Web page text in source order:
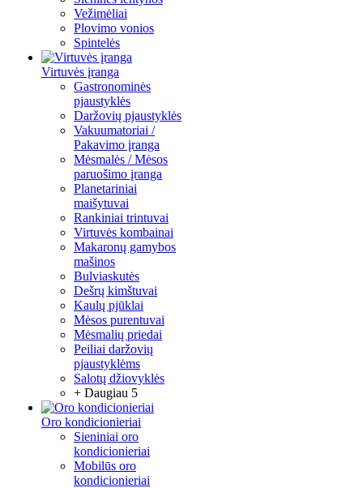
Vežimėliai
Plovimo vonios
Spintelės
Virtuvės įranga
Gastronominės
pjaustyklės
Daržovių pjaustyklės
Vakuumatoriai /
Pakavimo įranga
Mėsmalės / Mėsos
paruošimo įranga
Planetariniai
maišytuvai
Rankiniai trintuvai
Virtuvės kombainai
Makaronų gamybos
mašinos
Bulviaskutės
Dešrų kimštuvai
Kaulų pjūklai
Mėsos purentuvai
Mėsmalių priedai
Peiliai daržovių
pjaustyklėms
Salotų džiovyklės
+ Daugiau 5
Oro kondicionieriai
Sieniniai oro
kondicionieriai
Mobilūs oro
kondicionieriai